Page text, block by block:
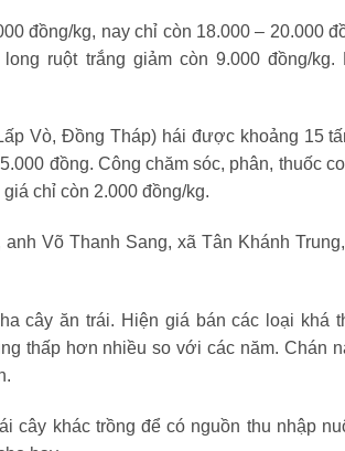
đồng/kg, nay chỉ còn 18.000 – 20.000
ruột trắng giảm còn 9.000 đồng/
Vò, Đồng Tháp) hái được khoảng 15
đồng. Công chăm sóc, phân, thuốc
chỉ còn 2.000 đồng/kg.
Võ Thanh Sang, xã Tân Khánh
cây ăn trái. Hiện giá bán các loại khá
thấp hơn nhiều so với các năm. Chán
cây khác trồng để có nguồn thu nhập